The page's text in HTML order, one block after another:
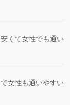
くて女性でも通い
女性も通いやすい